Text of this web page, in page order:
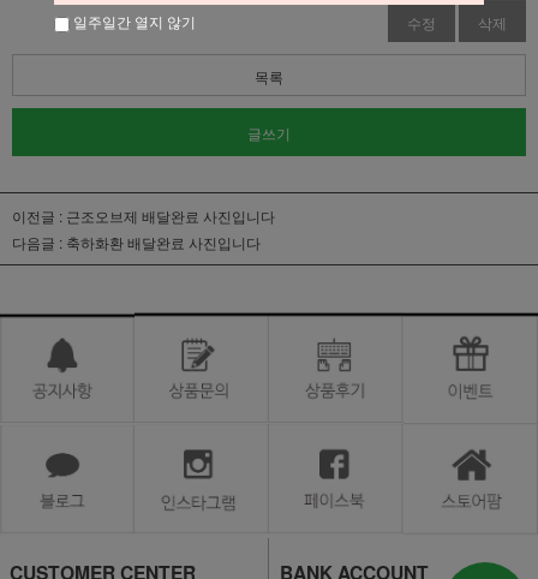
수정 삭제
목록
글쓰기
이전글 : 근조오브제 배달완료 사진입니다
다음글 : 축하화환 배달완료 사진입니다
CUSTOMER CENTER BANK ACCOUNT
일주일간 열지 않기